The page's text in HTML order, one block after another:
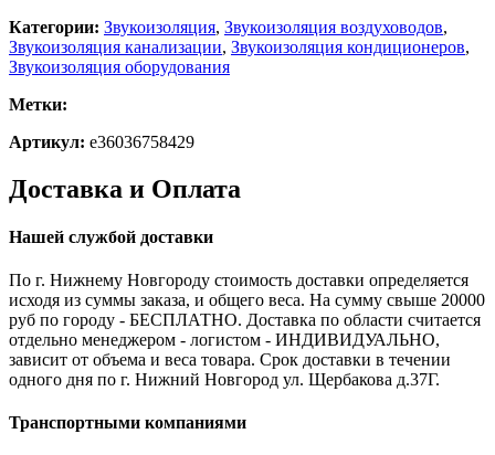
Категории: Звукоизоляция, Звукоизоляция воздуховодов,
Звукоизоляция канализации, Звукоизоляция кондиционеров,
Звукоизоляция оборудования
Метки:
Артикул: e36036758429
Доставка и Оплата
Нашей службой доставки
По г. Нижнему Новгороду стоимость доставки определяется
исходя из суммы заказа, и общего веса. На сумму свыше 20000
руб по городу - БЕСПЛАТНО. Доставка по области считается
отдельно менеджером - логистом - ИНДИВИДУАЛЬНО,
зависит от объема и веса товара. Срок доставки в течении
одного дня по г. Нижний Новгород ул. Щербакова д.37Г.
Транспортными компаниями